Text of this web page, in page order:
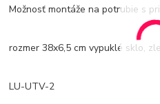
Možnosť montáže na potrubie s
rozmer 38x6,5 cm vypuklé sklo,
LU-UTV-2